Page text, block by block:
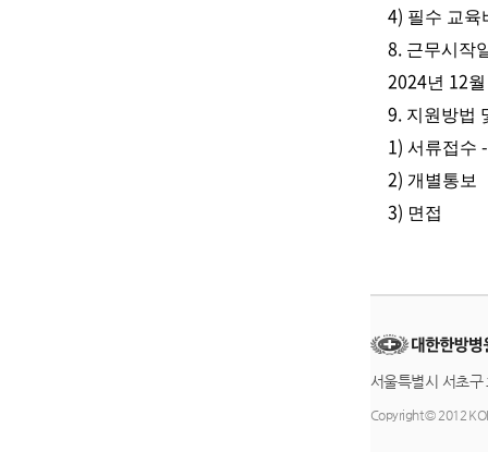
4) 필수 교육
8. 근무시작
2024년 12
9. 지원방법
1) 서류접수
2) 개별통보
3) 면접
서울특별시 서초
Copyright © 2012